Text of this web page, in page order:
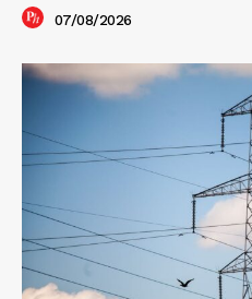
07/08/2026